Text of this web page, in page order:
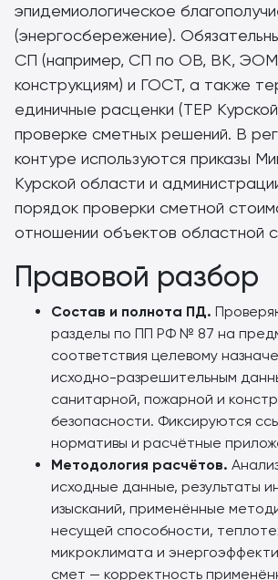
эпидемиологическое
(энергосбережение).
СП (например, СП по ОВ, ВК,
конструкциям) и ГОСТ, а также
единичные расценки (ТЕР
проверке сметных решений. В
контуре используются приказы
Курской области и
порядок проверки сметной
отношении объектов областной
Правовой разбор
Состав и полнота ПД.
разделы по ПП РФ № 87 на
соответствия целевому
исходно-разрешительным
санитарной, пожарной и
безопасности. Фиксируются
нормативы и расчётные
Методология расчётов.
исходные данные, результаты
изысканий, применённые
несущей способности,
микроклимата и
смет — корректность